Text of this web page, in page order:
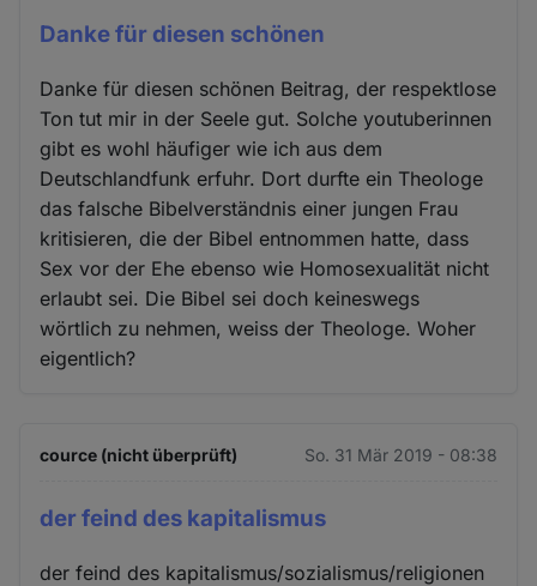
Danke für diesen schönen
Danke für diesen schönen Beitrag, der respektlose
Ton tut mir in der Seele gut. Solche youtuberinnen
gibt es wohl häufiger wie ich aus dem
Deutschlandfunk erfuhr. Dort durfte ein Theologe
das falsche Bibelverständnis einer jungen Frau
kritisieren, die der Bibel entnommen hatte, dass
Sex vor der Ehe ebenso wie Homosexualität nicht
erlaubt sei. Die Bibel sei doch keineswegs
wörtlich zu nehmen, weiss der Theologe. Woher
eigentlich?
cource (nicht überprüft) So. 31 Mär 2019 - 08:38
der feind des kapitalismus
der feind des kapitalismus/sozialismus/religionen